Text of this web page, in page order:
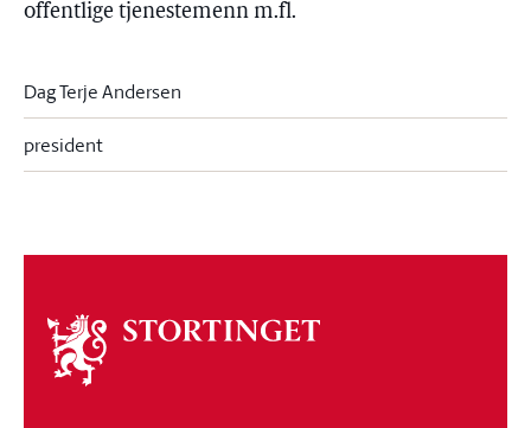
offentlige tjenestemenn m.fl.
Dag Terje Andersen
president
Om
stortinget